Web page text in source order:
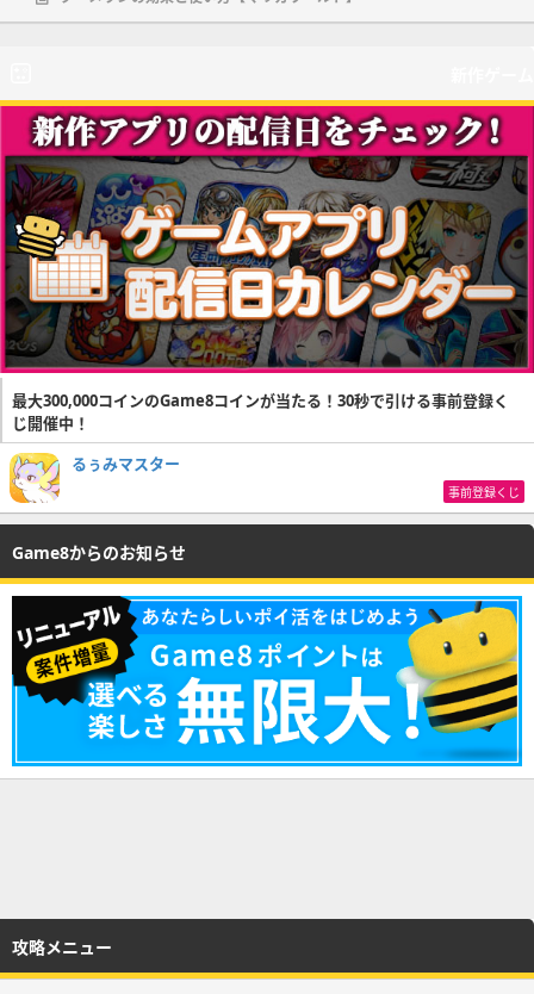
最大300,000コインのGame8コインが当たる！30秒で引ける事前登録く
じ開催中！
るぅみマスター
事前登録くじ
Game8からのお知らせ
攻略メニュー